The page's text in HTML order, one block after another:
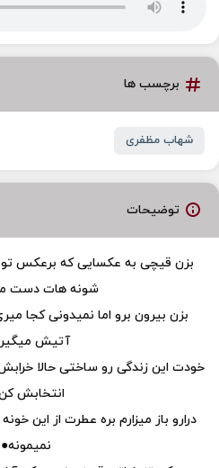
برچسب ها
شهاب مظفری
توضیحات
بزن قیچی به عکسایی که برعکس
شونه هات دست
بزن بیرون برو اما نمیدونی کجا
آتیش
خودت این زندگی رو ساختی حالا
انتخابش
درارو باز میزارم بره عطرت از این